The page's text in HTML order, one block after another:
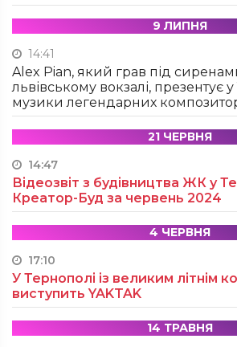
9 ЛИПНЯ
14:41
Alex Pian, який грав під
львівському вокзалі, презентує
музики легендарних
21 ЧЕРВНЯ
14:47
Відеозвіт з будівництва ЖК у
Креатор-Буд за червень 2024
4 ЧЕРВНЯ
17:10
У Тернополі із великим літнім
виступить YAKTAK
14 ТРАВНЯ